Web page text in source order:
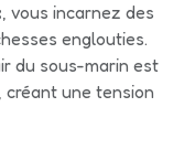
, vous incarnez des
englouties.
du sous-marin est
une tension